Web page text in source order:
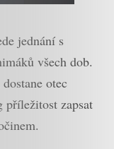
jednání s
všech dob.
otec
příležitost zapsat